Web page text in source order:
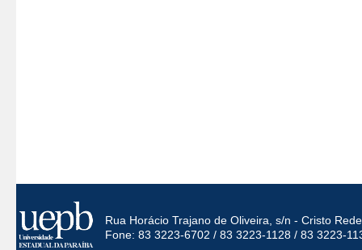
Rua Horácio Trajano de Oliveira, s/n - Cristo
Fone: 83 3223-6702 / 83 3223-1128 / 83 3223-